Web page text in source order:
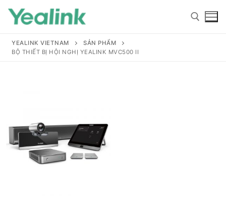
Sản phẩm
Hỗ trợ
YEALINK VIETNAM
SẢN PHẨM
BỘ THIẾT BỊ HỘI NGHỊ YEALINK MVC500 II